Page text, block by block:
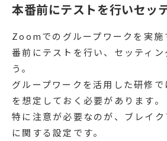
本番前にテストを行いセッ
Zoomでのグループワークを実施
番前にテストを行い、セッティン
う。
グループワークを活用した研修
を想定しておく必要があります。
特に注意が必要なのが、ブレイ
に関する設定です。